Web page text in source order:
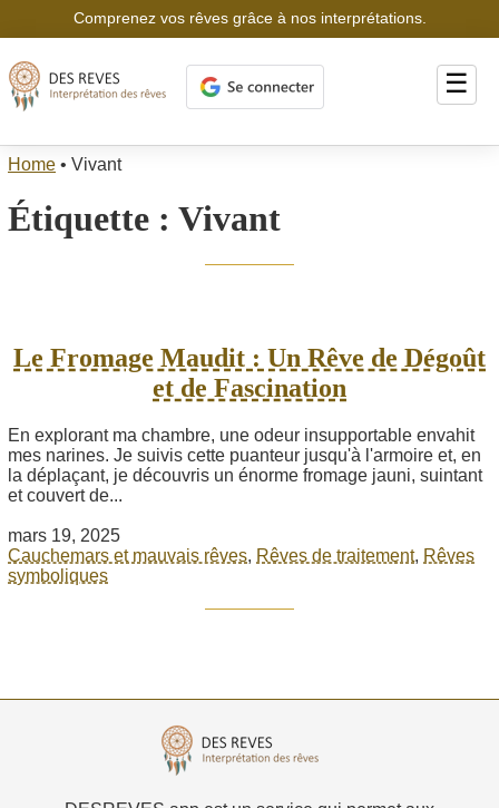
Comprenez vos rêves grâce à nos interprétations.
☰
Home • Vivant
Étiquette : Vivant
Le Fromage Maudit : Un Rêve de Dégoût
et de Fascination
En explorant ma chambre, une odeur insupportable envahit
mes narines. Je suivis cette puanteur jusqu'à l'armoire et, en
la déplaçant, je découvris un énorme fromage jauni, suintant
et couvert de...
mars 19, 2025
Cauchemars et mauvais rêves, Rêves de traitement, Rêves
symboliques